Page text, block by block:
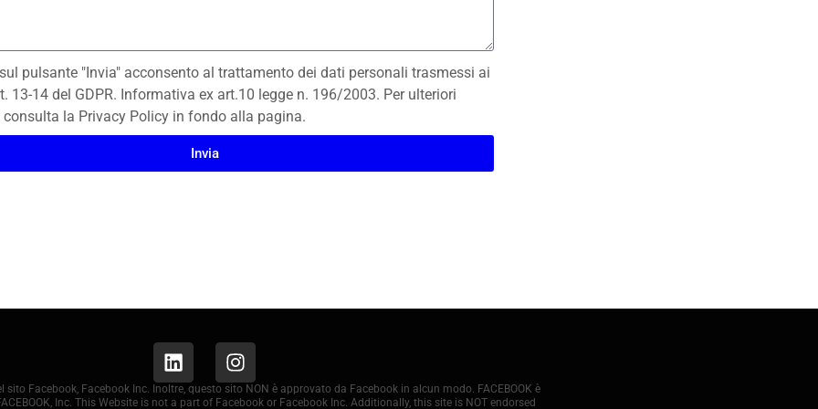
pulsante "Invia" acconsento al trattamento dei dati personali trasmessi ai
13-14 del GDPR. Informativa ex art.10 legge n. 196/2003. Per ulteriori
la Privacy Policy in fondo alla pagina.
Invia
sito Facebook, Facebook Inc. Inoltre, questo sito NON è approvato da Facebook in alcun modo. FACEBOOK è
Inc. This Website is not a part of Facebook or Facebook Inc. Additionally, this site is NOT endorsed